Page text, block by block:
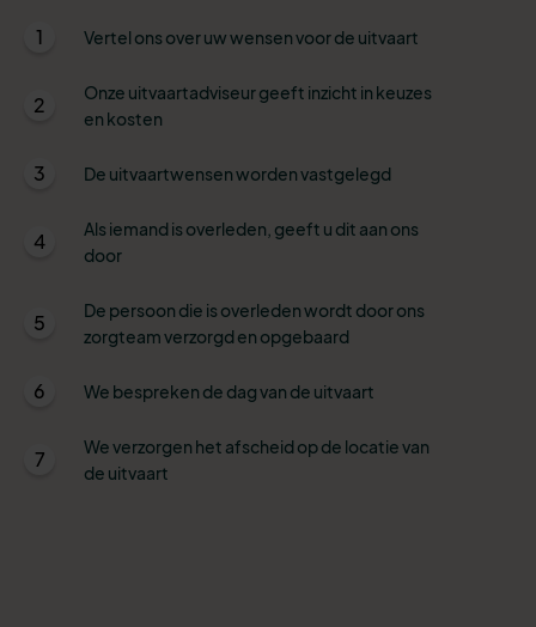
1 Vertel ons over uw wensen voor de uitvaart
2
Onze uitvaartadviseur geeft inzicht in keuzes
en kosten
3 De uitvaartwensen worden vastgelegd
4
Als iemand is overleden, geeft u dit aan ons
door
5
De persoon die is overleden wordt door ons
zorgteam verzorgd en opgebaard
6 We bespreken de dag van de uitvaart
7
We verzorgen het afscheid op de locatie van
de uitvaart